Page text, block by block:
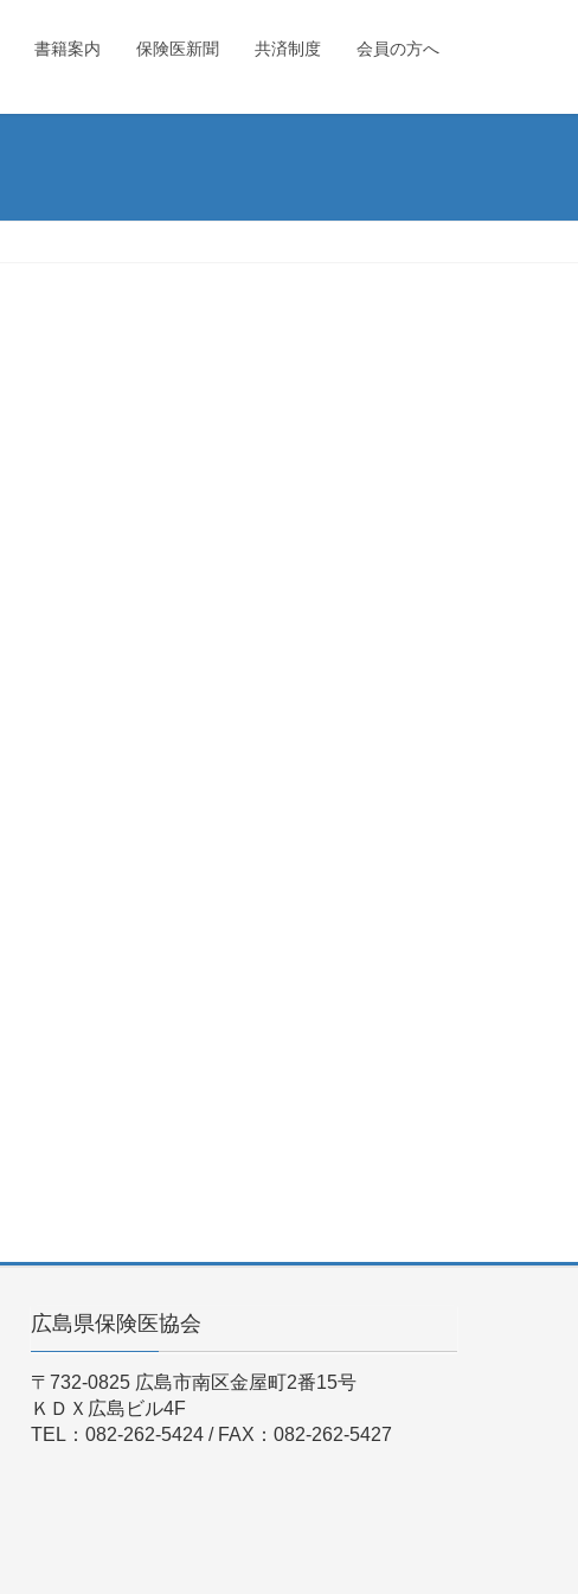
書籍案内 保険医新聞 共済制度 会員の方へ
広島県保険医協会
〒732-0825 広島市南区金屋町2番15号
ＫＤＸ広島ビル4F
TEL：082-262-5424 / FAX：082-262-5427